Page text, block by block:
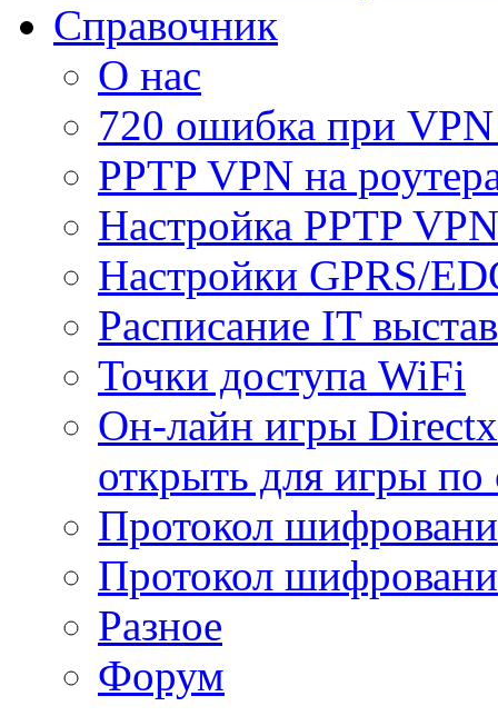
Справочник
О нас
720 ошибка при
PPTP VPN на
Настройка PPTP
Настройки GPRS/
Расписание IT
Точки доступа WiFi
Он-лайн игры
открыть для игры по
Протокол
Протокол
Разное
Форум